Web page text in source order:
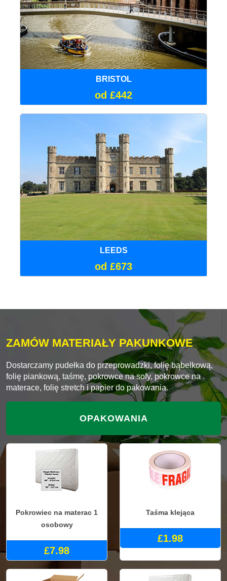
BRISTOL
od £442
LEEDS
od £673
ZAMÓW MATERIAŁY PAKUNKOWE
Dostarczamy pudełka do przeprowadzki, folię bąbelkową,
folię piankową, taśmę, pokrowce na sofy, pokrowce na
materace, folię stretch i papier do pakowania.
OPAKOWANIA
Pokrowiec na materac 1
osobowy
£7.98
Taśma klejąca
£1.98